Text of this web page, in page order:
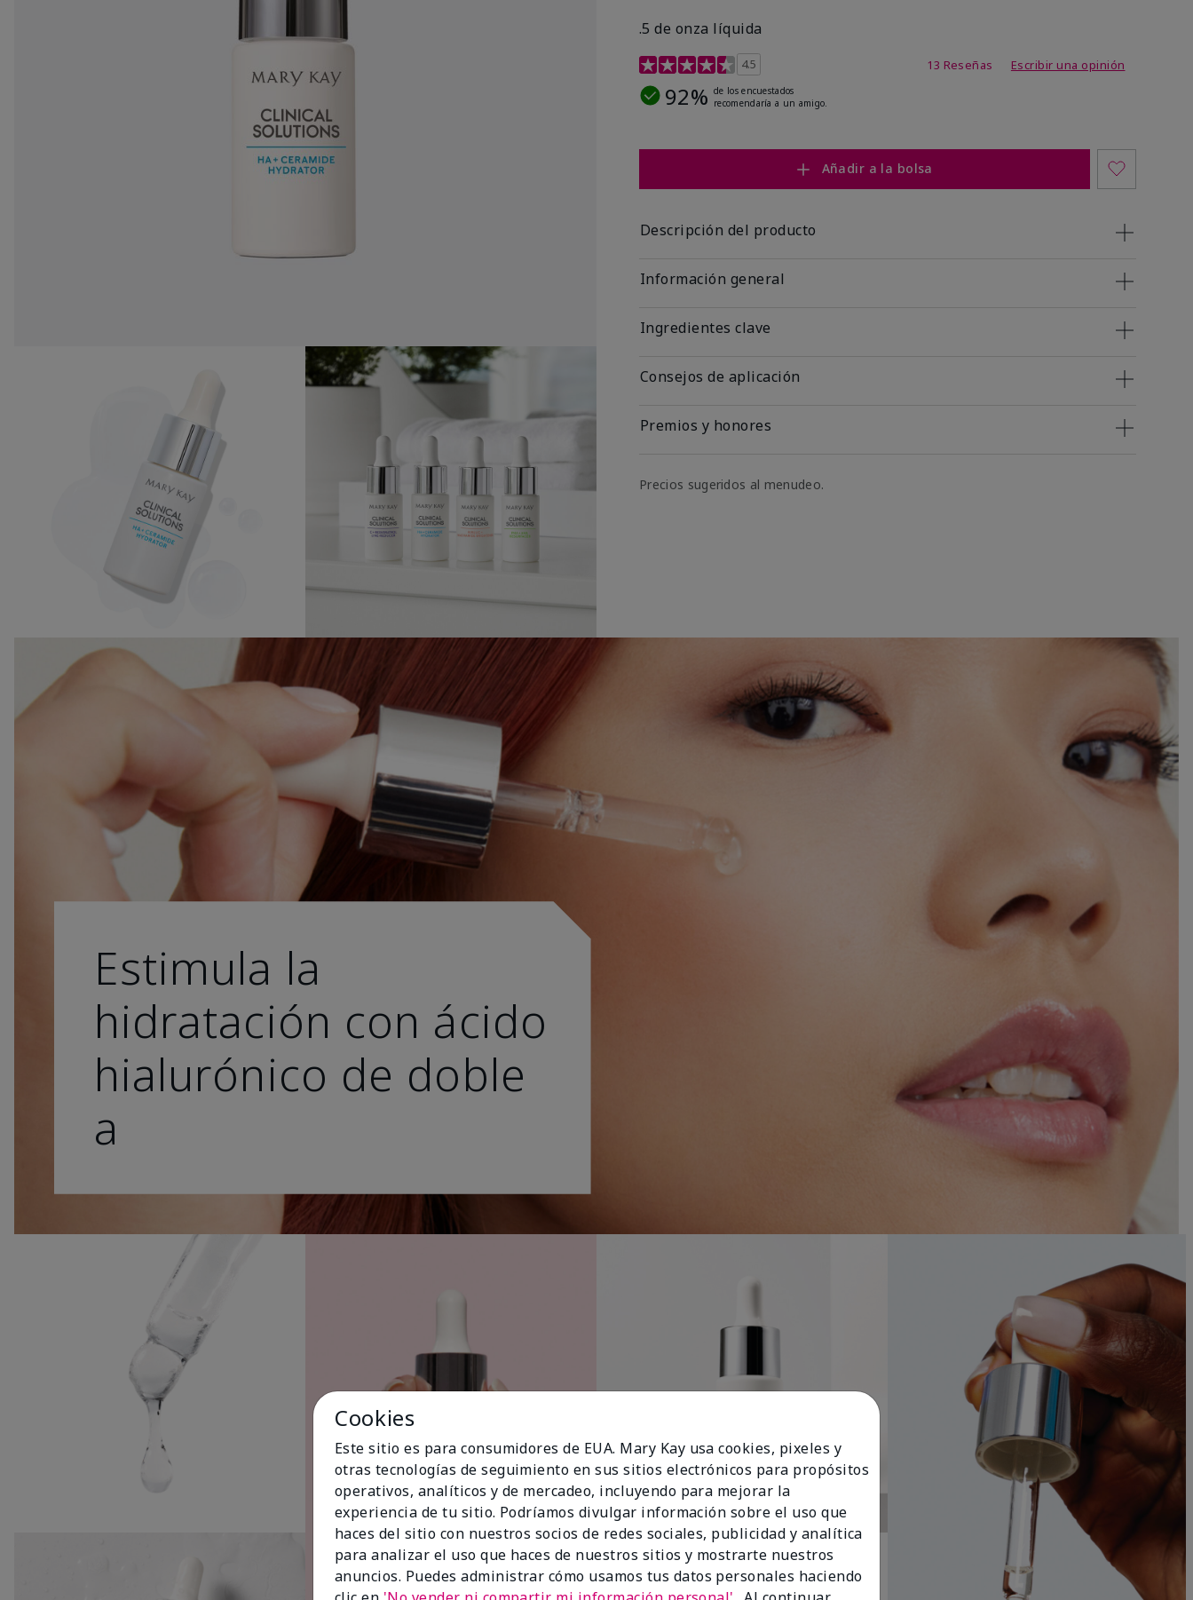
.5 de onza líquida
Calificación de clientes de 3,2 de 5
4.5 13 Reseñas Escribir una opinión
92% de los encuestados
recomendaría a un amigo.
Añadir a la bolsa
Descripción del producto
Información general
Ingredientes clave
Consejos de aplicación
Premios y honores
Precios sugeridos al menudeo.
Estimula la
hidratación con ácido
hialurónico de doble
a
Cookies
Este sitio es para consumidores de EUA. Mary Kay usa cookies, pixeles y
otras tecnologías de seguimiento en sus sitios electrónicos para propósitos
operativos, analíticos y de mercadeo, incluyendo para mejorar la
experiencia de tu sitio. Podríamos divulgar información sobre el uso que
haces del sitio con nuestros socios de redes sociales, publicidad y analítica
para analizar el uso que haces de nuestros sitios y mostrarte nuestros
anuncios. Puedes administrar cómo usamos tus datos personales haciendo